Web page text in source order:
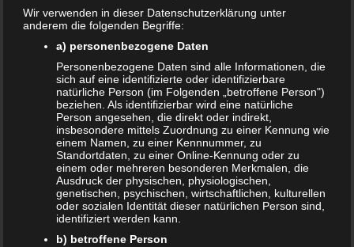
schwerer und man fühlt sich nicht mehr ganz wohl in
WEITERLESEN...
Datenschutzerklärung|Datenauszug| Datenschutzeinstellungen
Löschanfrage|Fotonachweise |Impressum
Wir verwenden in dieser Datenschutzerklärung unter
anderem die folgenden Begriffe:
a) personenbezogene Daten
Personenbezogene Daten sind alle Informationen, die
sich auf eine identifizierte oder identifizierbare
natürliche Person (im Folgenden „betroffene Person")
beziehen. Als identifizierbar wird eine natürliche
Person angesehen, die direkt oder indirekt,
insbesondere mittels Zuordnung zu einer Kennung wie
einem Namen, zu einer Kennnummer, zu
Standortdaten, zu einer Online-Kennung oder zu
einem oder mehreren besonderen Merkmalen, die
Ausdruck der physischen, physiologischen,
genetischen, psychischen, wirtschaftlichen, kulturellen
oder sozialen Identität dieser natürlichen Person sind,
identifiziert werden kann.
b) betroffene Person